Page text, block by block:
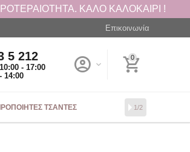
ΚΑΛΟ ΚΑΛΟΚΑΙΡΙ !
Επικοινωνία
5 212
- 17:00
14:00
0
ΤΣΆΝΤΕΣ 1/2